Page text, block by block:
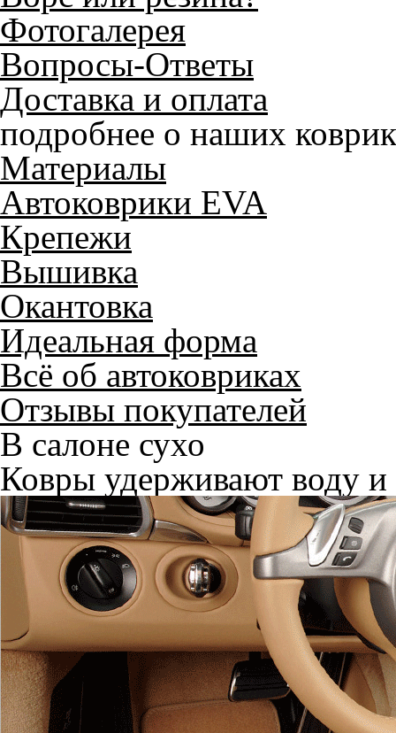
Фотогалерея
Вопросы-Ответы
Доставка и оплата
подробнее о наших
Материалы
Автоковрики EVA
Крепежи
Вышивка
Окантовка
Идеальная форма
Всё об автоковриках
Отзывы покупателей
В салоне сухо
Ковры удерживают воду и